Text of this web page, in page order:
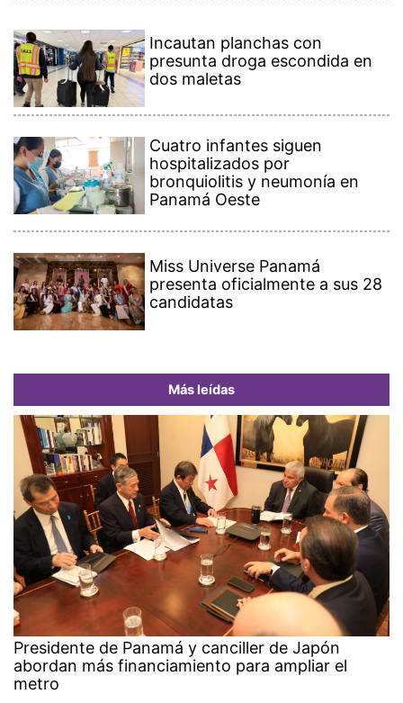
Incautan planchas con
presunta droga escondida en
dos maletas
Cuatro infantes siguen
hospitalizados por
bronquiolitis y neumonía en
Panamá Oeste
Miss Universe Panamá
presenta oficialmente a sus 28
candidatas
Más leídas
Presidente de Panamá y canciller de Japón
abordan más financiamiento para ampliar el
metro